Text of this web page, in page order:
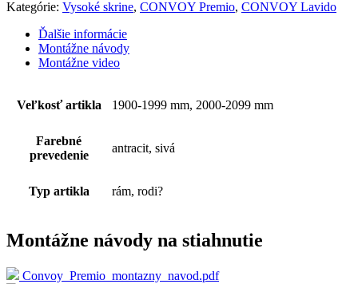
Kategórie: Vysoké skrine, CONVOY Premio, CONVOY Lavido
Ďalšie informácie
Montážne návody
Montážne video
Veľkosť artikla 1900-1999 mm, 2000-2099 mm
Farebné
prevedenie
antracit, sivá
Typ artikla rám, rodi?
Montážne návody na stiahnutie
Convoy_Premio_montazny_navod.pdf